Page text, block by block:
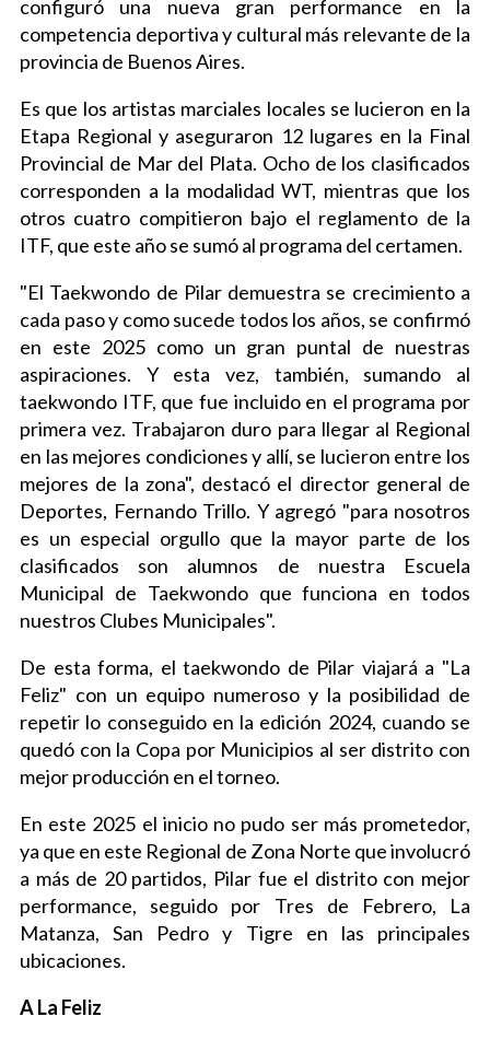
configuró una nueva gran performance en la
competencia deportiva y cultural más relevante de la
provincia de Buenos Aires.
Es que los artistas marciales locales se lucieron en la
Etapa Regional y aseguraron 12 lugares en la Final
Provincial de Mar del Plata. Ocho de los clasificados
corresponden a la modalidad WT, mientras que los
otros cuatro compitieron bajo el reglamento de la
ITF, que este año se sumó al programa del certamen.
"El Taekwondo de Pilar demuestra se crecimiento a
cada paso y como sucede todos los años, se confirmó
en este 2025 como un gran puntal de nuestras
aspiraciones. Y esta vez, también, sumando al
taekwondo ITF, que fue incluido en el programa por
primera vez. Trabajaron duro para llegar al Regional
en las mejores condiciones y allí, se lucieron entre los
mejores de la zona", destacó el director general de
Deportes, Fernando Trillo. Y agregó "para nosotros
es un especial orgullo que la mayor parte de los
clasificados son alumnos de nuestra Escuela
Municipal de Taekwondo que funciona en todos
nuestros Clubes Municipales".
De esta forma, el taekwondo de Pilar viajará a "La
Feliz" con un equipo numeroso y la posibilidad de
repetir lo conseguido en la edición 2024, cuando se
quedó con la Copa por Municipios al ser distrito con
mejor producción en el torneo.
En este 2025 el inicio no pudo ser más prometedor,
ya que en este Regional de Zona Norte que involucró
a más de 20 partidos, Pilar fue el distrito con mejor
performance, seguido por Tres de Febrero, La
Matanza, San Pedro y Tigre en las principales
ubicaciones.
A La Feliz